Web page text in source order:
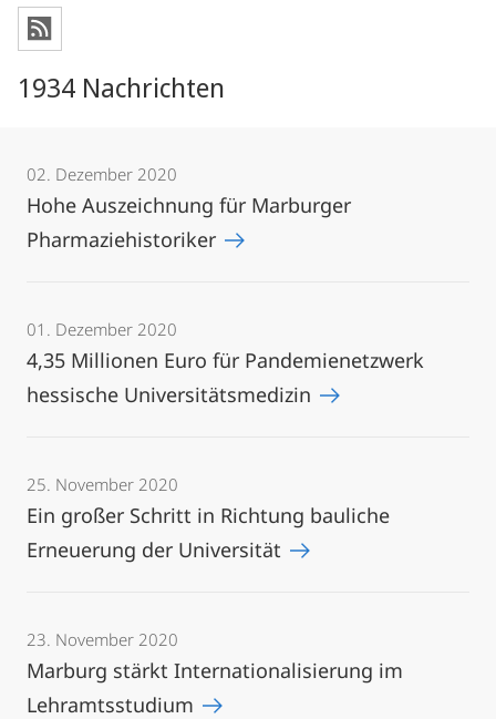
1934 Nachrichten
02. Dezember 2020
Hohe Auszeichnung für Marburger
Pharmaziehistoriker
01. Dezember 2020
4,35 Millionen Euro für Pandemienetzwerk
hessische Universitätsmedizin
25. November 2020
Ein großer Schritt in Richtung bauliche
Erneuerung der Universität
23. November 2020
Marburg stärkt Internationalisierung im
Lehramtsstudium